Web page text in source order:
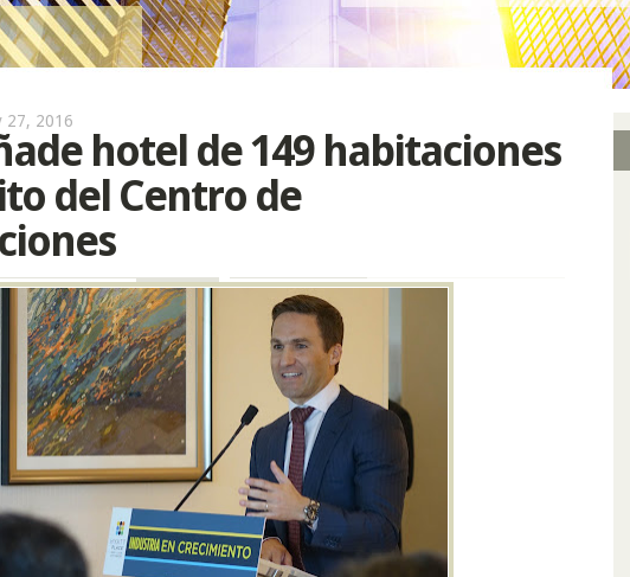
27, 2016
hotel de 149 habitaciones
del Centro de